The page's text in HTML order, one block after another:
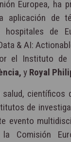
Europea, ha
aplicación de
hospitales de
& AI:
el Instituto
y Royal
científicos
de
evento
Comisión